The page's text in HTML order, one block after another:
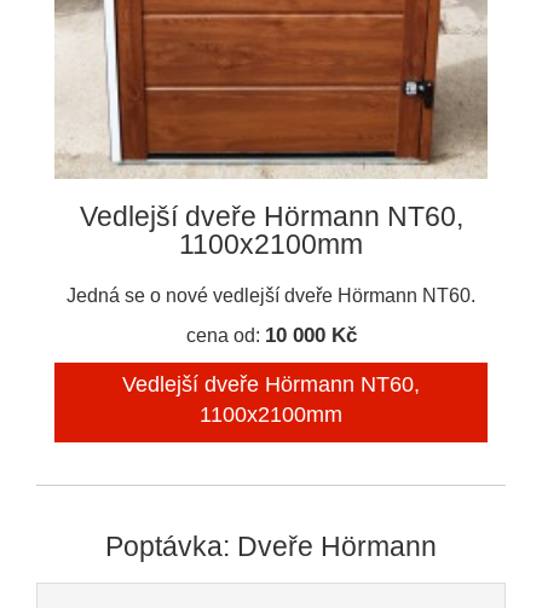
Vedlejší dveře Hörmann NT60,
1100x2100mm
Jedná se o nové vedlejší dveře Hörmann NT60.
cena od: 10 000 Kč
Vedlejší dveře Hörmann NT60,
1100x2100mm
Poptávka: Dveře Hörmann